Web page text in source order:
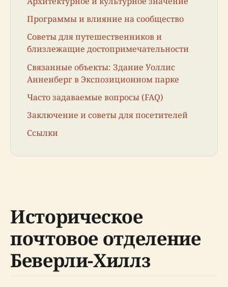
Программы и влияние на сообщество
Советы для путешественников и
близлежащие достопримечательности
Связанные объекты: Здание Уоллис
Анненберг в Экспозиционном парке
Часто задаваемые вопросы (FAQ)
Заключение и советы для посетителей
Ссылки
Историческое
почтовое отделение
Беверли-Хиллз